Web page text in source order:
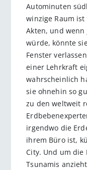
Autominuten
winzige Raum
Akten, und
würde, könnte
Fenster
einer Lehrkraft
wahrscheinlich
sie ohnehin so
zu den weltweit
irgendwo die
ihrem Büro ist,
City. Und um die
Tsunamis